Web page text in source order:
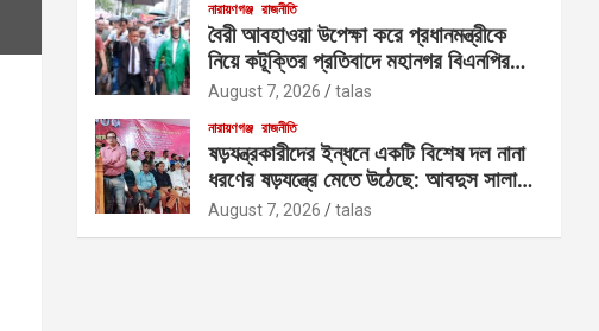
নারায়ণগঞ্জ রাজনীতি
বৈরী আবহাওয়া উপেক্ষা করে প্রধানমন্ত্রীকে
নিয়ে কটূক্তির প্রতিবাদে মহানগর বিএনপির
বিক্ষোভ
August 7, 2026 talas
নারায়ণগঞ্জ রাজনীতি
ষড়যন্ত্রকারীদের ইন্ধনে একটি বিশেষ দল নানা
ধরণের ষড়যন্ত্রে মেতে উঠেছে: আবদুস সালাম
আজাদ
August 7, 2026 talas